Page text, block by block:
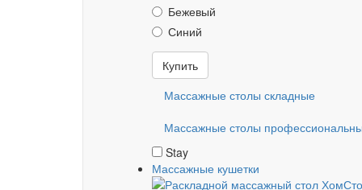
Бежевый
Синий
Купить
Массажные столы складные
Массажные столы
Stay
Массажные кушетки